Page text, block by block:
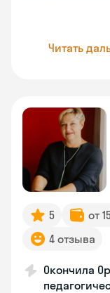
Читать
5 от
4 отзыва
Окончила